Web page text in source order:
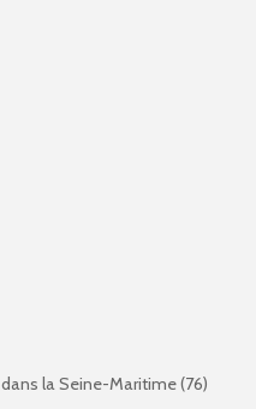
dans la Seine-Maritime (76)